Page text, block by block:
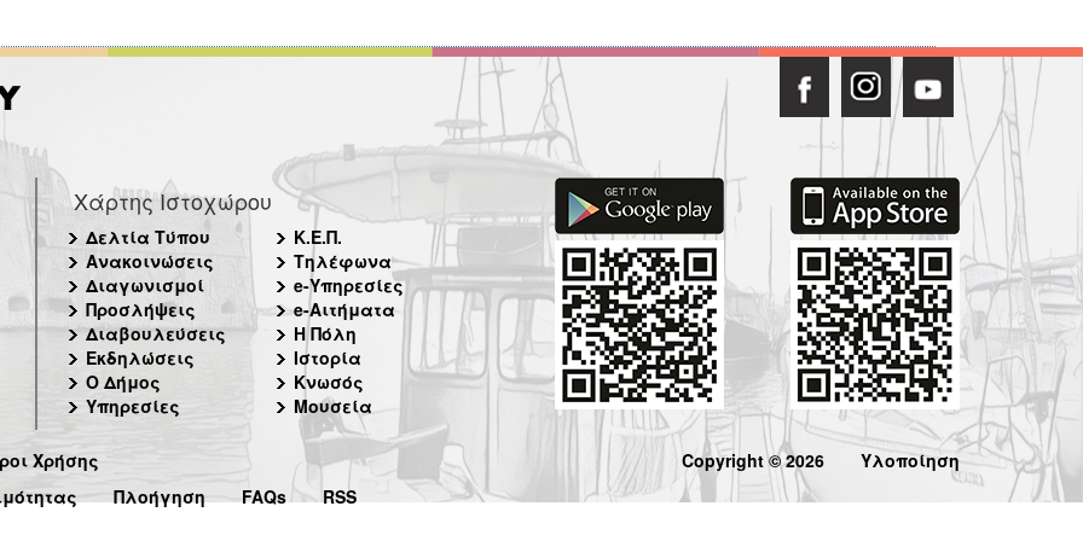
Χάρτης Ιστοχώρου
Δελτία Τύπου
Ανακοινώσεις
Διαγωνισμοί
Προσλήψεις
Διαβουλεύσεις
Εκδηλώσεις
Ο Δήμος
Υπηρεσίες
Κ.Ε.Π.
Τηλέφωνα
e-Υπηρεσίες
e-Αιτήματα
Η Πόλη
Ιστορία
Κνωσός
Μουσεία
Χρήσης
Πλοήγηση FAQs RSS
Copyright © 2026 Υλοποίηση